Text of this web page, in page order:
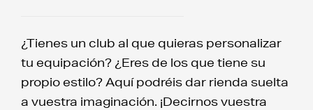
¿Tienes un club al que quieras personalizar
tu equipación? ¿Eres de los que tiene su
propio estilo? Aquí podréis dar rienda suelta
a vuestra imaginación. ¡Decirnos vuestra